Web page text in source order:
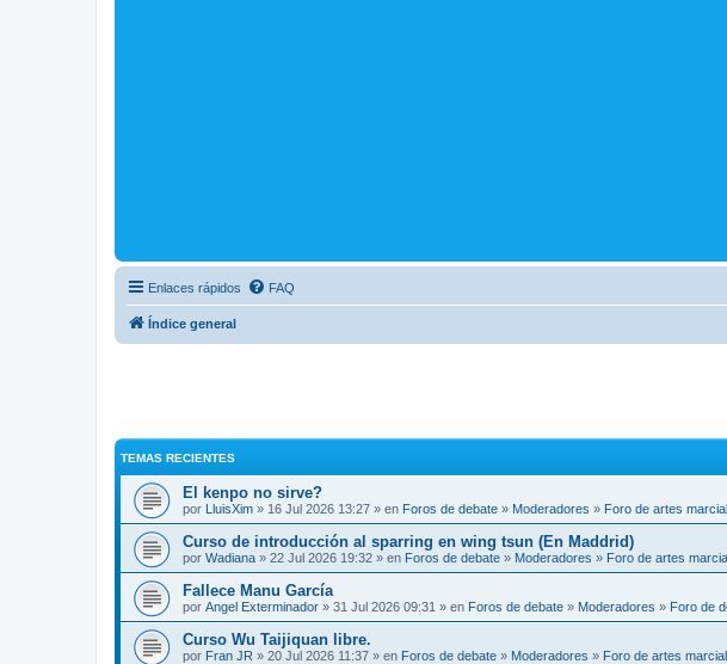
Enlaces rápidos FAQ
Índice general
TEMAS RECIENTES
El kenpo no sirve?
por LluisXim » 16 Jul 2026 13:27 » en Foros de debate » Moderadores » Foro de artes
Curso de introducción al sparring en wing tsun (En Maddrid)
por Wadiana » 22 Jul 2026 19:32 » en Foros de debate » Moderadores » Foro de artes
Fallece Manu García
por Angel Exterminador » 31 Jul 2026 09:31 » en Foros de debate » Moderadores » Foro de
Curso Wu Taijiquan libre.
por Fran JR » 20 Jul 2026 11:37 » en Foros de debate » Moderadores » Foro de artes